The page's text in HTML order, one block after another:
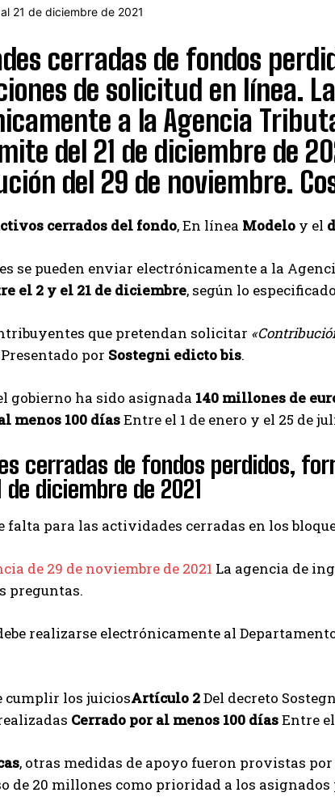
cerradas de fondos
de solicitud en línea.
a la Agencia
del 21 de diciembre de
del 29 de noviembre.
cerrados del fondo, En línea Modelo y el
se pueden enviar electrónicamente a la
el 2 y el 21 de diciembre, según lo
que pretendan solicitar
por Sostegni edicto bis.
gobierno ha sido asignada 140 millones de
menos 100 díasEntre el 1 de enero y el 25 de
cerradas de fondos perdidos,
de diciembre de 2021
falta para las actividades cerradas en los
de 29 de noviembre de 2021 La agencia de
preguntas.
realizarse electrónicamente al
cumplir los juiciosArtículo 2Del decreto
Cerrado por al menos 100 díasEntre
, otras medidas de apoyo fueron provistas por
de 20 millones como prioridad a los asignados